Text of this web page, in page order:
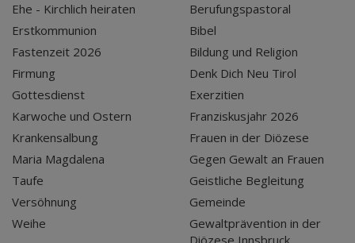
Ehe - Kirchlich heiraten
Erstkommunion
Fastenzeit 2026
Firmung
Gottesdienst
Karwoche und Ostern
Krankensalbung
Maria Magdalena
Taufe
Versöhnung
Weihe
Berufungspastoral
Bibel
Bildung und Religion
Denk Dich Neu Tirol
Exerzitien
Franziskusjahr 2026
Frauen in der Diözese
Gegen Gewalt an Frauen
Geistliche Begleitung
Gemeinde
Gewaltprävention in der